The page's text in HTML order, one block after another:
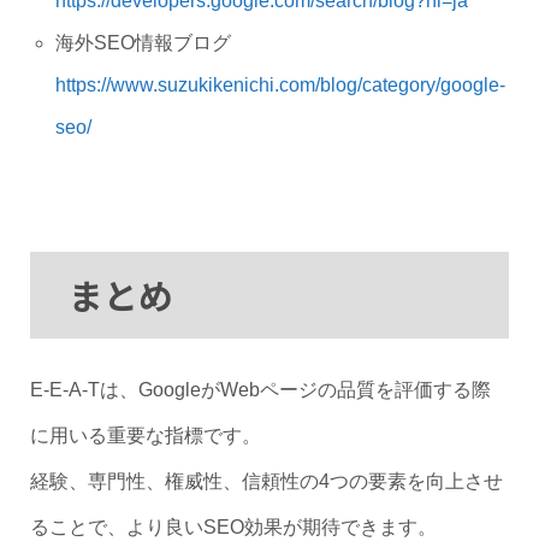
海外SEO情報ブログ
https://www.suzukikenichi.com/blog/category/google-
seo/
まとめ
E-E-A-Tは、GoogleがWebページの品質を評価する際
に用いる重要な指標です。
経験、専門性、権威性、信頼性の4つの要素を向上させ
ることで、より良いSEO効果が期待できます。